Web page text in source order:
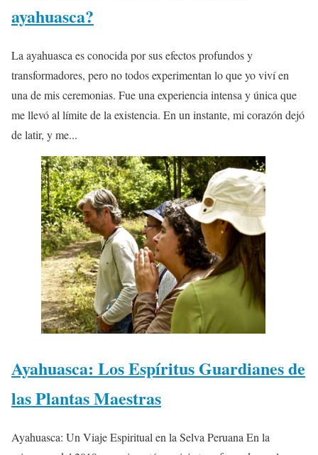
ayahuasca?
La ayahuasca es conocida por sus efectos profundos y
transformadores, pero no todos experimentan lo que yo viví en
una de mis ceremonias. Fue una experiencia intensa y única que
me llevó al límite de la existencia. En un instante, mi corazón dejó
de latir, y me...
Ayahuasca: Los Espíritus Guardianes de
las Plantas Maestras
Ayahuasca: Un Viaje Espiritual en la Selva Peruana En la